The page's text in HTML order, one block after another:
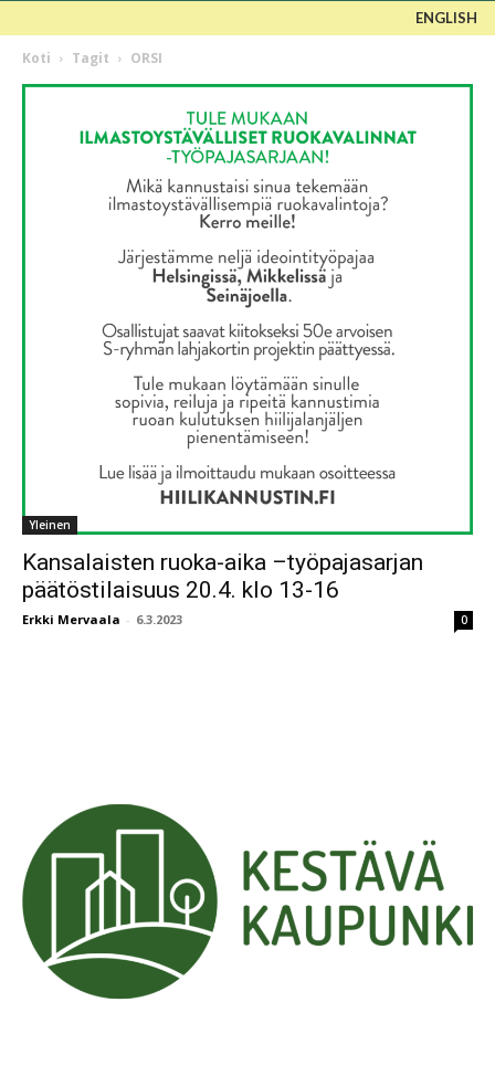
ENGLISH
Koti Tagit ORSI
Yleinen
Kansalaisten ruoka-aika –työpajasarjan
päätöstilaisuus 20.4. klo 13-16
Erkki Mervaala - 6.3.2023 0